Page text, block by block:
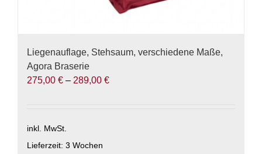
Liegenauflage, Stehsaum, verschiedene Maße,
Agora Braserie
275,00 € – 289,00 €
inkl. MwSt.
Lieferzeit: 3 Wochen